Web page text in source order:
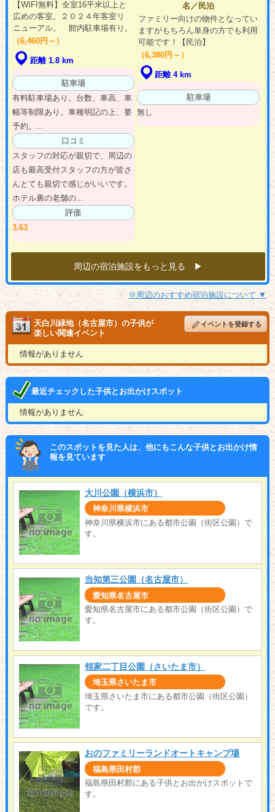
【WIFI無料】全室16平米以上と
広めの客室。２０２４年客室リ
ニューアル。 館内駐車場有り。
（6,460円～）
距離 1.8 km
駐車場
有料駐車場あり。台数、車高、車
幅等制限あり。車種明記の上、要
予約。...
口コミ
スタッフの対応が親切で、周辺の
店も最高受付スタッフの方が皆さ
んとても親切で感じがいいです。
ホテル裏の老舗の...
評価
3.63
名／民泊
ファミリー向けの物件となってい
ますがもちろん単身の方でも利用
可能です！【民泊】
（6,380円～）
距離 4 km
駐車場
無し
周辺の宿泊施設をもっと見る ▶︎
※周辺のおすすめ宿泊施設について ▼
天白川緑地（名古屋市）の子供が
楽しい関連イベント
イベントを登録する
情報がありません
最近チェックした子供とお出かけスポット
情報がありません
このスポットを見た人は、他にもこんな子供とお出かけ情
報を見ています
大川公園（横浜市）
神奈川県横浜市
神奈川県横浜市にある都市公園（街区公園）で
す。
当知第三公園（名古屋市）
愛知県名古屋市
愛知県名古屋市にある都市公園（街区公園）で
す。
領家二丁目公園（さいたま市）
埼玉県さいたま市
埼玉県さいたま市にある都市公園（街区公園）
です。
おのファミリーランドオートキャンプ場
福島県田村郡
福島県田村郡にある子供とお出かけスポットで
す。